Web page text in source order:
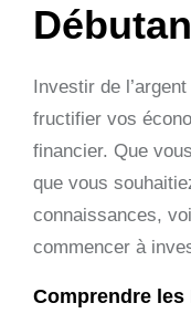
Investir de
fructifier vos
financier. Que
que vous
connaissances,
commencer à
Comprendre les